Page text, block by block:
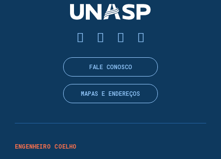
ENGENHEIRO COELHO
FALE CONOSCO
MAPAS E ENDEREÇOS